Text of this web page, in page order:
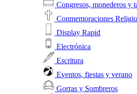
Congresos, monederos y
Conmemoraciones
Display Rapid
Electrónica
Escritura
Eventos, fiestas y verano
Gorras y Sombreros